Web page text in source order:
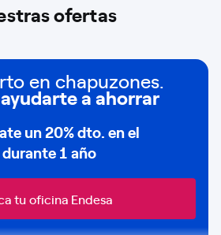
ofertas
en chapuzones.
a ahorrar
un20% dto. en el
1 año
tu oficina Endesa